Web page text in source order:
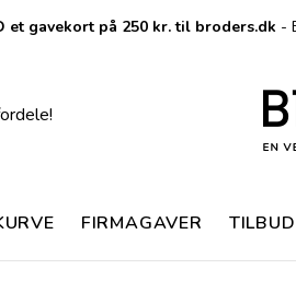
et gavekort på 250 kr. til broders.dk -
FIRMAGAVER TILBUD